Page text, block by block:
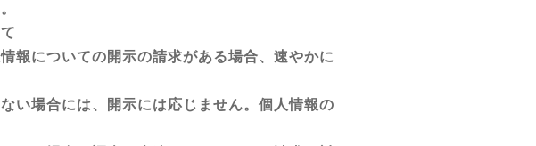
報についての開示の請求がある場合、速やかに
い場合には、開示には応じません。個人情報の